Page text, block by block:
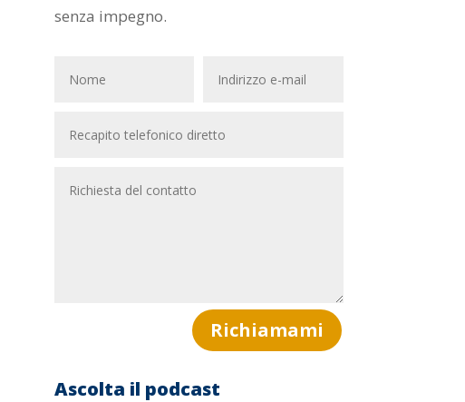
senza impegno.
Richiamami
Ascolta il podcast